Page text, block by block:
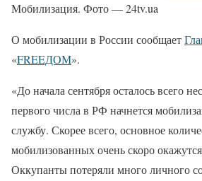
Мобилизация. Фото — 24tv.ua
О мобилизации в России сообщает
«FREEДОМ».
«До начала сентября осталось всего
первого числа в РФ начнется
службу. Скорее всего, основное
мобилизованных очень скоро
Оккупанты потеряли много личного